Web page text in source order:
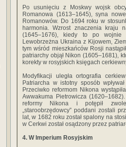
Po usunięciu z Moskwy wojsk
Romanowa (1613–1645), syna
Romanowów. Do 1694 roku w
harmonia. Wzrost znaczenia kraju
(1645–1676), kiedy to po wojnie
Lewobrzeżna Ukraina z Kijowem,
tym wśród mieszkańców Rosji
patriarchy objął Nikon (1605–1681),
korekty w rosyjskich księgach
Modyfikacji uległa ortografia
Patriarcha w istotny sposób
Przeciwko reformom Nikona
Awwakuma Pietrowicza
reformy Nikona i potępił
„staroobrzędowcy” poddani zostali
lat, w 1682 roku został spalony na
w Cerkwi został osądzony przez
4. W Imperium Rosyjskim